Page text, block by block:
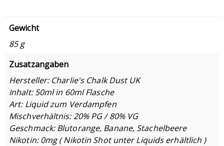
Gewicht
85 g
Zusatzangaben
Hersteller: Charlie's Chalk Dust UK
Inhalt: 50ml in 60ml Flasche
Art: Liquid zum Verdampfen
Mischverhältnis: 20% PG / 80% VG
Geschmack: Blutorange, Banane, Stachelbeere
Nikotin: 0mg ( Nikotin Shot unter Liquids erhältlich )